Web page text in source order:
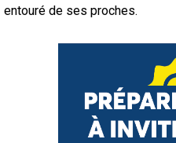
entouré de ses proches.